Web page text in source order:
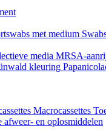
met medium
media MRSA-
kleuring
Macrocassettes
afweer- en oplosmiddelen